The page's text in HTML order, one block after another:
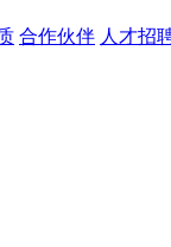
合作伙伴 人才招